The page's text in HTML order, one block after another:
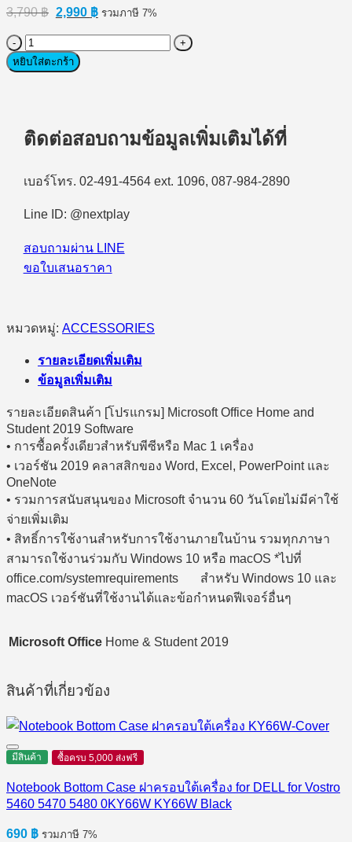
3,790฿ Original
price
was:
3,790 ฿.
2,990 ฿Current
price
is:
2,990 ฿.
รวมภาษี 7%
จำนวน
Software
and
ชิ้น
หยิบใส่ตะกร้า
ติดต่อสอบถามข้อมูลเพิ่มเติมได้ที่
เบอร์โทร. 02-491-4564 ext. 1096, 087-984-2890
Line ID: @nextplay
สอบถามผ่าน LINE
ขอใบเสนอราคา
หมวดหมู่: ACCESSORIES
รายละเอียดเพิ่มเติม
ข้อมูลเพิ่มเติม
รายละเอียดสินค้า [โปรแกรม] Microsoft Office Home and
Student 2019 Software
• การซื้อครั้งเดียวสำหรับพีซีหรือ Mac 1 เครื่อง
• เวอร์ชัน 2019 คลาสสิกของ Word, Excel, PowerPoint และ
OneNote
• รวมการสนับสนุนของ Microsoft จำนวน 60 วันโดยไม่มีค่าใช้
จ่ายเพิ่มเติม
• สิทธิ์การใช้งานสำหรับการใช้งานภายในบ้าน รวมทุกภาษา
สามารถใช้งานร่วมกับ Windows 10 หรือ macOS *ไปที่
office.com/systemrequirements สำหรับ Windows 10 และ
macOS เวอร์ชันที่ใช้งานได้และข้อกำหนดฟีเจอร์อื่นๆ
Microsoft Office Home & Student 2019
สินค้าที่เกี่ยวข้อง
มีสินค้า ซื้อครบ 5,000 ส่งฟรี
Notebook Bottom Case ฝาครอบใต้เครื่อง for DELL for Vostro
5460 5470 5480 0KY66W KY66W Black
690 ฿ รวมภาษี 7%